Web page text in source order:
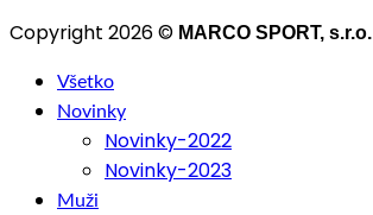
Copyright 2026 © MARCO SPORT, s.r.o.
Všetko
Novinky
Novinky-2022
Novinky-2023
Muži